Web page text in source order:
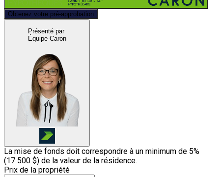
Obtenez votre pré-approbation
Présenté par
Équipe Caron
La mise de fonds doit correspondre à un minimum de 5%
(17 500 $) de la valeur de la résidence.
Prix de la propriété